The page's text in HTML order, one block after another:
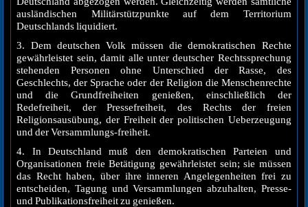
ausländischen Militärstützpunkte auf dem Territorium
Deutschlands liquidiert.
3. Dem deutschen Volk müssen die demokratischen Rechte
gewährleistet sein, damit alle unter deutscher Rechtssprechung
stehenden Personen ohne Unterschied der Rasse, des
Geschlechts, der Sprache oder der Religion die Menschenrechte
und die Grundfreiheiten genießen, einschließlich der
Redefreiheit, der Pressefreiheit, des Rechts der freien
Religionsausübung, der Freiheit der politischen Ueberzeugung
und der Versammlungs-freiheit.
4. In Deutschland muß den demokratischen Parteien und
Organisationen freie Betätigung gewährleistet sein; sie müssen
das Recht haben, über ihre inneren Angelegenheiten frei zu
entscheiden, Tagung und Versammlungen abzuhalten, Presse-
und Publikationsfreiheit zu genießen.